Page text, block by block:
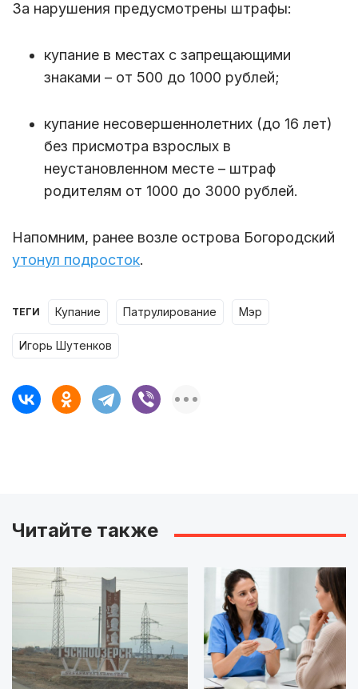
За нарушения предусмотрены штрафы:
купание в местах с запрещающими
знаками – от 500 до 1000 рублей;
купание несовершеннолетних (до 16 лет)
без присмотра взрослых в
неустановленном месте – штраф
родителям от 1000 до 3000 рублей.
Напомним, ранее возле острова Богородский
утонул подросток.
ТЕГИ купание патрулирование мэр
Игорь Шутенков
Читайте также